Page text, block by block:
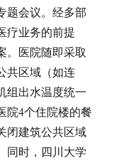
题会议。经多部
疗业务的前提
。医院随即采取
共区域（如连
组出水温度统一
院4个住院楼的餐
闭建筑公共区域
同时，四川大学